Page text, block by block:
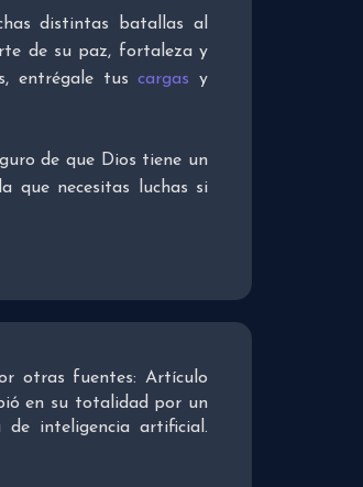
distintas batallas al
de su paz, fortaleza y
entrégale tuscargas y
de que Dios tiene un
que necesitas luchas si
otras fuentes: Artículo
en su totalidad por un
inteligencia artificial.